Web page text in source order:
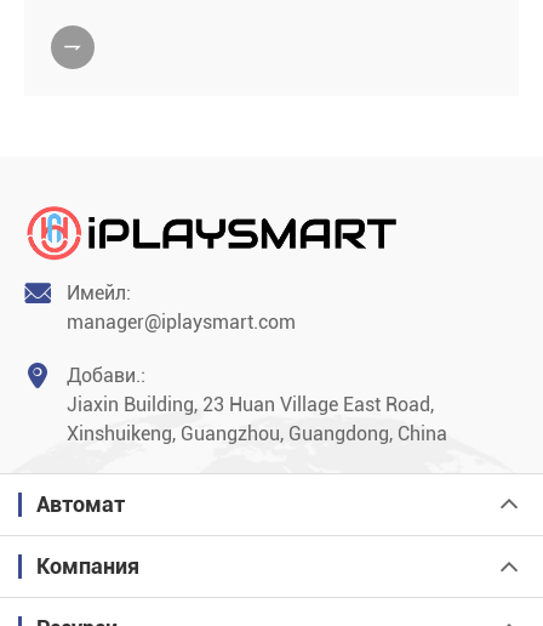


Имейл:
manager@iplaysmart.com

Добави.:
Jiaxin Building, 23 Huan Village East Road,
Xinshuikeng, Guangzhou, Guangdong, China
Автомат
Компания